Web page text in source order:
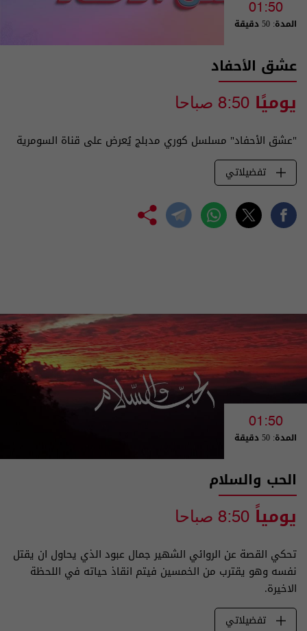
01:50
المدة: 50 دقيقة
عشق الأحفاد
يوميًا 8:50 صباحا
"عشق الأحفاد" مسلسل كوري مدبلج يُعرض على قناة السومرية
تفضيلاتي
01:50
المدة: 50 دقيقة
الحب والسلام
يومياً 8:50 صباحا
تحكي القصة عن الروائي الشهير جمال عبود الذي يحاول ان يقتل
نفسه وهو يقترب من الخمسين فيتم انقاذ حياته في اللحظة
الاخيرة.
تفضيلاتي